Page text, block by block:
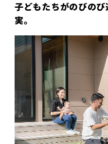
子どもたちがのびの
実。